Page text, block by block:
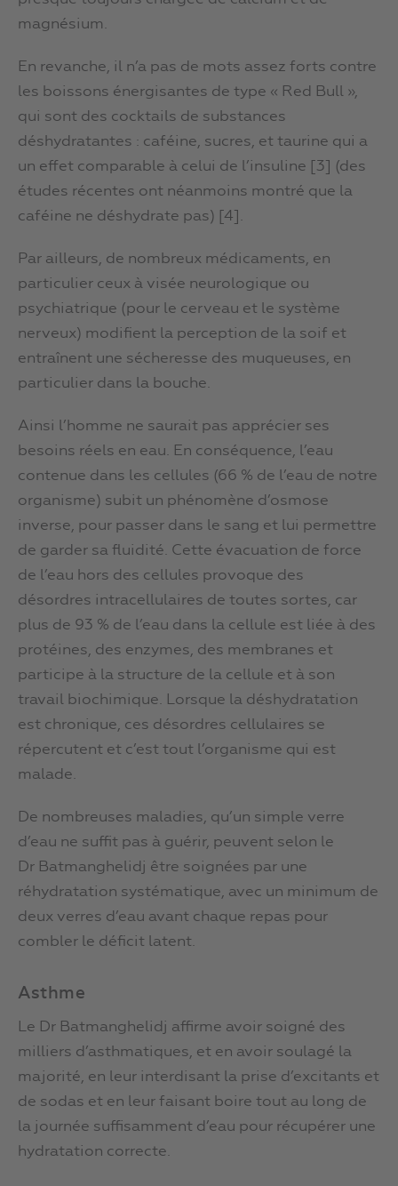
magnésium.
En revanche, il n’a pas de mots assez forts contre
les boissons énergisantes de type « Red Bull »,
qui sont des cocktails de substances
déshydratantes : caféine, sucres, et taurine qui a
un effet comparable à celui de l’insuline [3] (des
études récentes ont néanmoins montré que la
caféine ne déshydrate pas) [4].
Par ailleurs, de nombreux médicaments, en
particulier ceux à visée neurologique ou
psychiatrique (pour le cerveau et le système
nerveux) modifient la perception de la soif et
entraînent une sécheresse des muqueuses, en
particulier dans la bouche.
Ainsi l’homme ne saurait pas apprécier ses
besoins réels en eau. En conséquence, l’eau
contenue dans les cellules (66 % de l’eau de notre
organisme) subit un phénomène d’osmose
inverse, pour passer dans le sang et lui permettre
de garder sa fluidité. Cette évacuation de force
de l’eau hors des cellules provoque des
désordres intracellulaires de toutes sortes, car
plus de 93 % de l’eau dans la cellule est liée à des
protéines, des enzymes, des membranes et
participe à la structure de la cellule et à son
travail biochimique. Lorsque la déshydratation
est chronique, ces désordres cellulaires se
répercutent et c’est tout l’organisme qui est
malade.
De nombreuses maladies, qu’un simple verre
d’eau ne suffit pas à guérir, peuvent selon le
Dr Batmanghelidj être soignées par une
réhydratation systématique, avec un minimum de
deux verres d’eau avant chaque repas pour
combler le déficit latent.
Asthme
Le Dr Batmanghelidj affirme avoir soigné des
milliers d’asthmatiques, et en avoir soulagé la
majorité, en leur interdisant la prise d’excitants et
de sodas et en leur faisant boire tout au long de
la journée suffisamment d’eau pour récupérer une
hydratation correcte.